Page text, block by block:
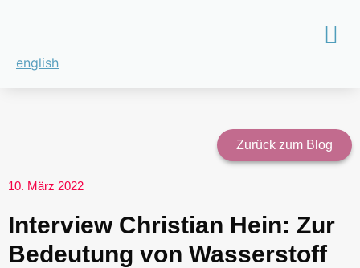
english
Zurück zum Blog
10. März 2022
Interview Christian Hein: Zur
Bedeutung von Wasserstoff